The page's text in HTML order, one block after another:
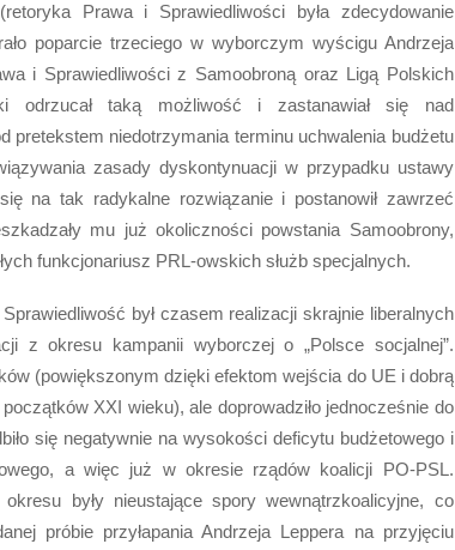
Prawa i Sprawiedliwości była zdecydowanie
poparcie trzeciego w wyborczym wyścigu Andrzeja
i Sprawiedliwości z Samoobroną oraz Ligą Polskich
odrzucał taką możliwość i zastanawiał się nad
pretekstem niedotrzymania terminu uchwalenia budżetu
zasady dyskontynuacji w przypadku ustawy
na tak radykalne rozwiązanie i postanowił zawrzeć
mu już okoliczności powstania Samoobrony,
funkcjonariusz PRL-owskich służb specjalnych.
był czasem realizacji skrajnie liberalnych
z okresu kampanii wyborczej o „Polsce socjalnej”.
(powiększonym dzięki efektom wejścia do UE i dobrą
XXI wieku), ale doprowadziło jednocześnie do
się negatywnie na wysokości deficytu budżetowego i
a więc już w okresie rządów koalicji PO-PSL.
były nieustające spory wewnątrzkoalicyjne, co
próbie przyłapania Andrzeja Leppera na przyjęciu